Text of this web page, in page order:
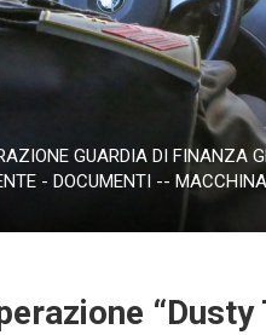
GUARDIA DI FINANZA
- DOCUMENTI --